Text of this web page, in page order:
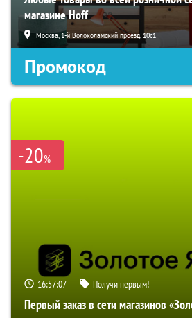
магазине Hoff
Москва, 1-й Волоколамский проезд, 10с1
Промокод
-20%
16:57:06 Получи первым!
Первый заказ в сети магазинов